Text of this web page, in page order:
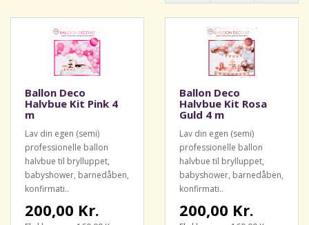
Ballon Deco
Halvbue Kit Pink 4
m
Lav din egen (semi)
professionelle ballon
halvbue til brylluppet,
babyshower, barnedåben,
konfirmati..
200,00 Kr.
Ballon Deco
Halvbue Kit Rosa
Guld 4 m
Lav din egen (semi)
professionelle ballon
halvbue til brylluppet,
babyshower, barnedåben,
konfirmati..
200,00 Kr.